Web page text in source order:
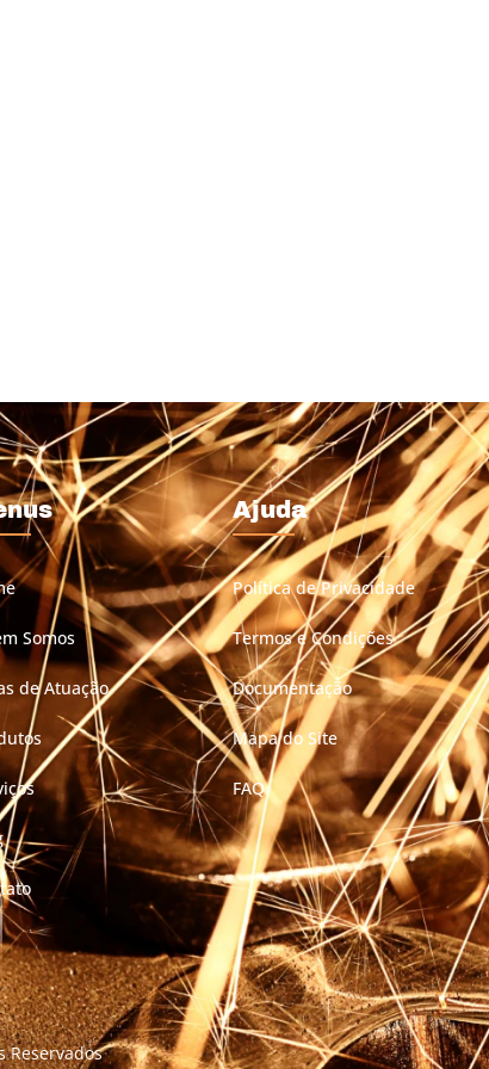
Somos
de Atuação
Ajuda
Política de Privacidade
Termos e Condições
Documentação
Mapa do Site
FAQ
Reservados